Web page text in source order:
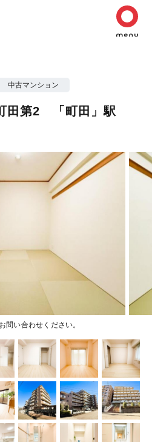
中古マンション
田第2 「町田」駅
問い合わせください。